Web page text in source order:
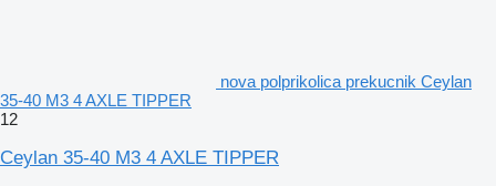
nova polprikolica prekucnik Ceylan
35-40 M3 4 AXLE TIPPER
12
Ceylan 35-40 M3 4 AXLE TIPPER